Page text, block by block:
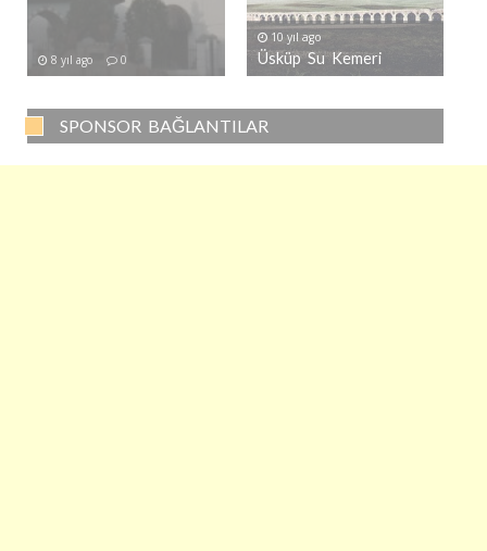
8 yıl ago 0
10 yıl ago
Üsküp Su Kemeri
SPONSOR BAĞLANTILAR